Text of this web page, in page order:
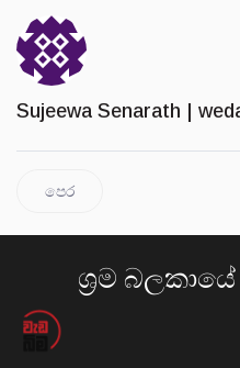
Sujeewa Senarath |
පෙර
ශ්‍රම